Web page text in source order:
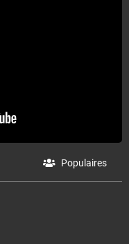
Populaires